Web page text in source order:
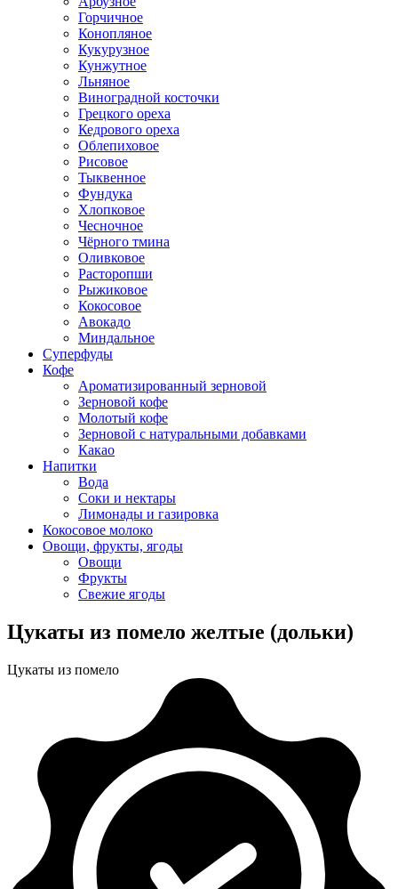
Горчичное
Конопляное
Кукурузное
Кунжутное
Льняное
Виноградной косточки
Грецкого ореха
Кедрового ореха
Облепиховое
Рисовое
Тыквенное
Фундука
Хлопковое
Чесночное
Чёрного тмина
Оливковое
Расторопши
Рыжиковое
Кокосовое
Авокадо
Миндальное
Суперфуды
Кофе
Ароматизированный зерновой
Зерновой кофе
Молотый кофе
Зерновой с натуральными добавками
Какао
Напитки
Вода
Соки и нектары
Лимонады и газировка
Кокосовое молоко
Овощи, фрукты, ягоды
Овощи
Фрукты
Свежие ягоды
Цукаты из помело желтые (дольки)
Цукаты из помело